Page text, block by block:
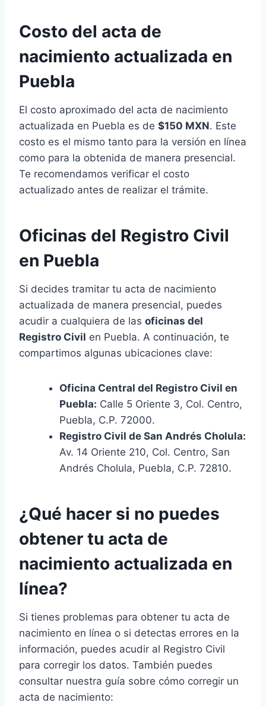
Costo del acta de
nacimiento actualizada en
Puebla
El costo aproximado del acta de nacimiento
actualizada en Puebla es de $150 MXN. Este
costo es el mismo tanto para la versión en línea
como para la obtenida de manera presencial.
Te recomendamos verificar el costo
actualizado antes de realizar el trámite.
Oficinas del Registro Civil
en Puebla
Si decides tramitar tu acta de nacimiento
actualizada de manera presencial, puedes
acudir a cualquiera de las oficinas del
Registro Civil en Puebla. A continuación, te
compartimos algunas ubicaciones clave:
Oficina Central del Registro Civil en
Puebla: Calle 5 Oriente 3, Col. Centro,
Puebla, C.P. 72000.
Registro Civil de San Andrés Cholula:
Av. 14 Oriente 210, Col. Centro, San
Andrés Cholula, Puebla, C.P. 72810.
¿Qué hacer si no puedes
obtener tu acta de
nacimiento actualizada en
línea?
Si tienes problemas para obtener tu acta de
nacimiento en línea o si detectas errores en la
información, puedes acudir al Registro Civil
para corregir los datos. También puedes
consultar nuestra guía sobre cómo corregir un
acta de nacimiento: